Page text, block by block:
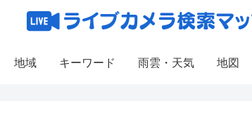
地域 キーワード 雨雲・天気 地図